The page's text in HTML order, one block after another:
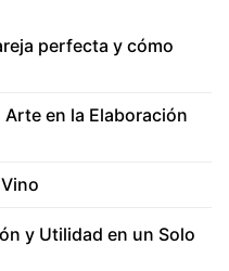
perfecta y cómo
Arte en la Elaboración
y Utilidad en un Solo